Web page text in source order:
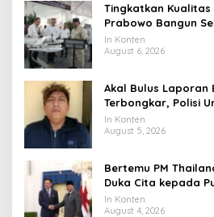
Tingkatkan Kualitas
Prabowo Bangun
hingga Undang
In Konten
August 6, 2026
Akal Bulus Laporan
Terbongkar, Polisi
Uang Perusahaan
In Konten
August 5, 2026
Bertemu PM
Duka Cita kepada
Tahun ke Raja
In Konten
August 4, 2026